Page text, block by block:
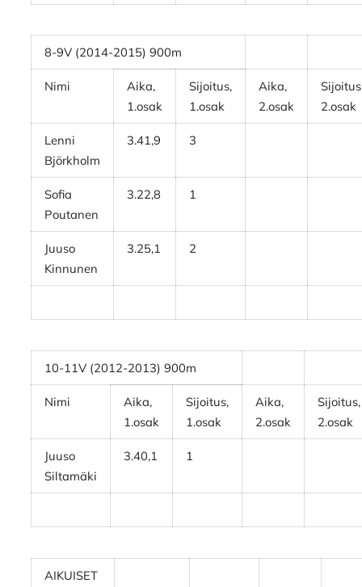
8-9V (2014-2015) 900m
Nimi
Aika,
1.osak
Sijoitus,
1.osak
Aika,
2.osak
2.osak
Lenni
Björkholm
3.41,9 3
Sofia
Poutanen
3.22,8 1
Juuso
Kinnunen
3.25,1 2
10-11V (2012-2013) 900m
Nimi
Aika,
1.osak
Sijoitus,
1.osak
Aika,
2.osak
Sijoitus,
2.osak
Juuso
Siltamäki
3.40,1 1
AIKUISET